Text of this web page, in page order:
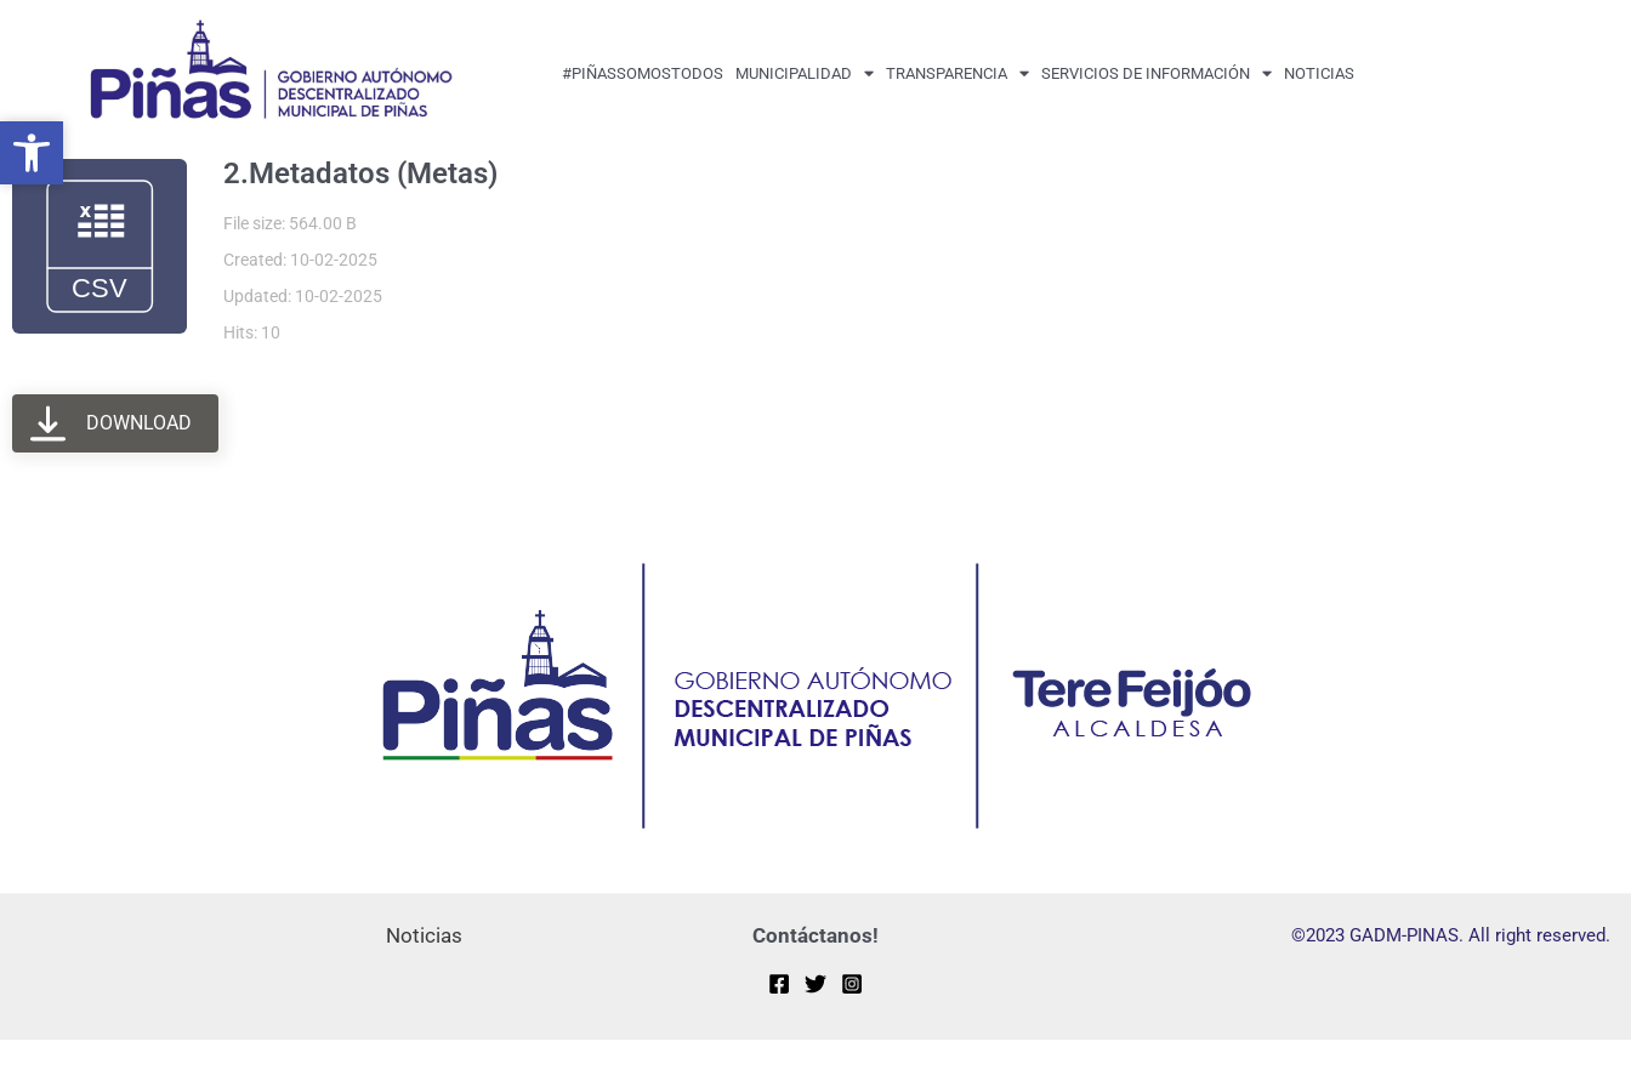
Abrir barra de herramientas
#PIÑASSOMOSTODOS MUNICIPALIDAD TRANSPARENCIA SERVICIOS DE INFORMACIÓN NOTICIAS
2.Metadatos (Metas)
File size: 564.00 B
Created: 10-02-2025
Updated: 10-02-2025
Hits: 10
DOWNLOAD
Noticias Contáctanos! ©2023 GADM-PINAS. All right reserved.
Abrir barra de herramientas